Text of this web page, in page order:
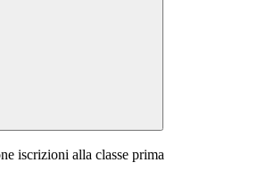
iscrizioni alla classe prima